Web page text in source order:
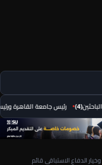
رئيس جامعة القاهرة
الدفاع الاستباقى قائم